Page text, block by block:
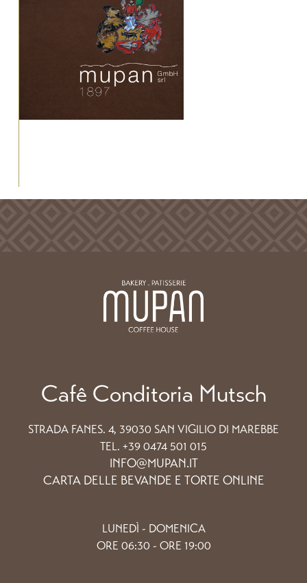
Cafê Conditoria Mutsch
STRADA FANES. 4, 39030 SAN VIGILIO DI MAREBBE
TEL. +39 0474 501 015
INFO@MUPAN.IT
CARTA DELLE BEVANDE E TORTE ONLINE
LUNEDÌ - DOMENICA
ORE 06:30 - ORE 19:00